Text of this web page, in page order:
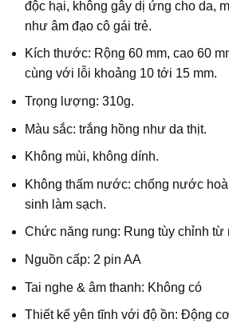
độc hại, không gây dị ứng cho da,
như âm đạo cô gái trẻ.
Kích thước: Rộng 60 mm, cao 60
cùng với lỗi khoảng 10 tới 15 mm.
Trọng lượng: 310g.
Màu sắc: trắng hồng như da thịt.
Không mùi, không dính.
Không thấm nước: chống nước
sinh làm sạch.
Chức năng rung: Rung tùy chỉnh từ
Nguồn cấp: 2 pin AA
Tai nghe & âm thanh: Không có
Thiết kế yên tĩnh với độ ồn: Động